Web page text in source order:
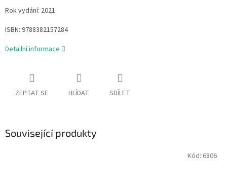
Rok vydání: 2021
ISBN: 9788382157284
Detailní informace
ZEPTAT SE HLÍDAT SDÍLET
Související produkty
Kód: 6806